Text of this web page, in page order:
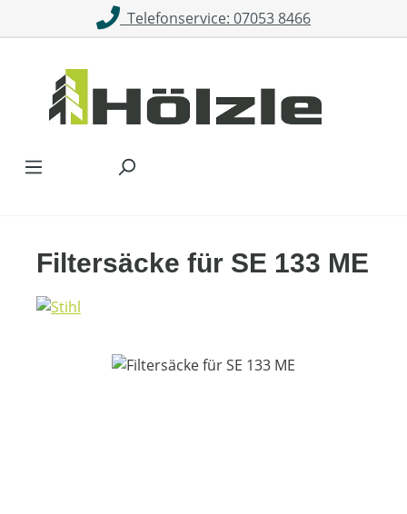
Zum Hauptinhalt springenTelefonservice: 07053 8466
Filtersäcke für SE 133 ME
Bildergalerie überspringen